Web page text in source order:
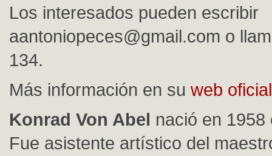
Los interesados pueden escribir
aantoniopeces@gmail.com o
134.
Más información en su web oficial
Konrad Von Abel nació en 1958
Fue asistente artístico del